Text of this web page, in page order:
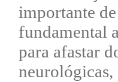
importante
fundamental
para afastar
neurológicas,